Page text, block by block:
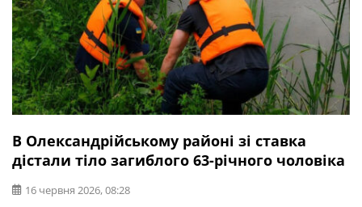
В Олександрійському районі зі ставка
дістали тіло загиблого 63-річного чоловіка
16 червня 2026, 08:28